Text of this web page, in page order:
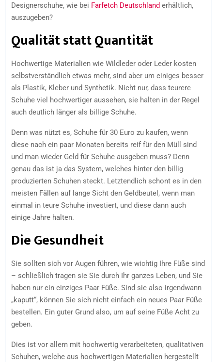
Designerschuhe, wie bei Farfetch Deutschland erhältlich,
auszugeben?
Qualität statt Quantität
Hochwertige Materialien wie Wildleder oder Leder kosten
selbstverständlich etwas mehr, sind aber um einiges besser
als Plastik, Kleber und Synthetik. Nicht nur, dass teurere
Schuhe viel hochwertiger aussehen, sie halten in der Regel
auch deutlich länger als billige Schuhe.
Denn was nützt es, Schuhe für 30 Euro zu kaufen, wenn
diese nach ein paar Monaten bereits reif für den Müll sind
und man wieder Geld für Schuhe ausgeben muss? Denn
genau das ist ja das System, welches hinter den billig
produzierten Schuhen steckt. Letztendlich schont es in den
meisten Fällen auf lange Sicht den Geldbeutel, wenn man
einmal in teure Schuhe investiert, und diese dann auch
einige Jahre halten.
Die Gesundheit
Sie sollten sich vor Augen führen, wie wichtig Ihre Füße sind
– schließlich tragen sie Sie durch Ihr ganzes Leben, und Sie
haben nur ein einziges Paar Füße. Sind sie also irgendwann
„kaputt“, können Sie sich nicht einfach ein neues Paar Füße
bestellen. Ein guter Grund also, um auf seine Füße Acht zu
geben.
Dies ist vor allem mit hochwertig verarbeiteten, qualitativen
Schuhen, welche aus hochwertigen Materialien hergestellt